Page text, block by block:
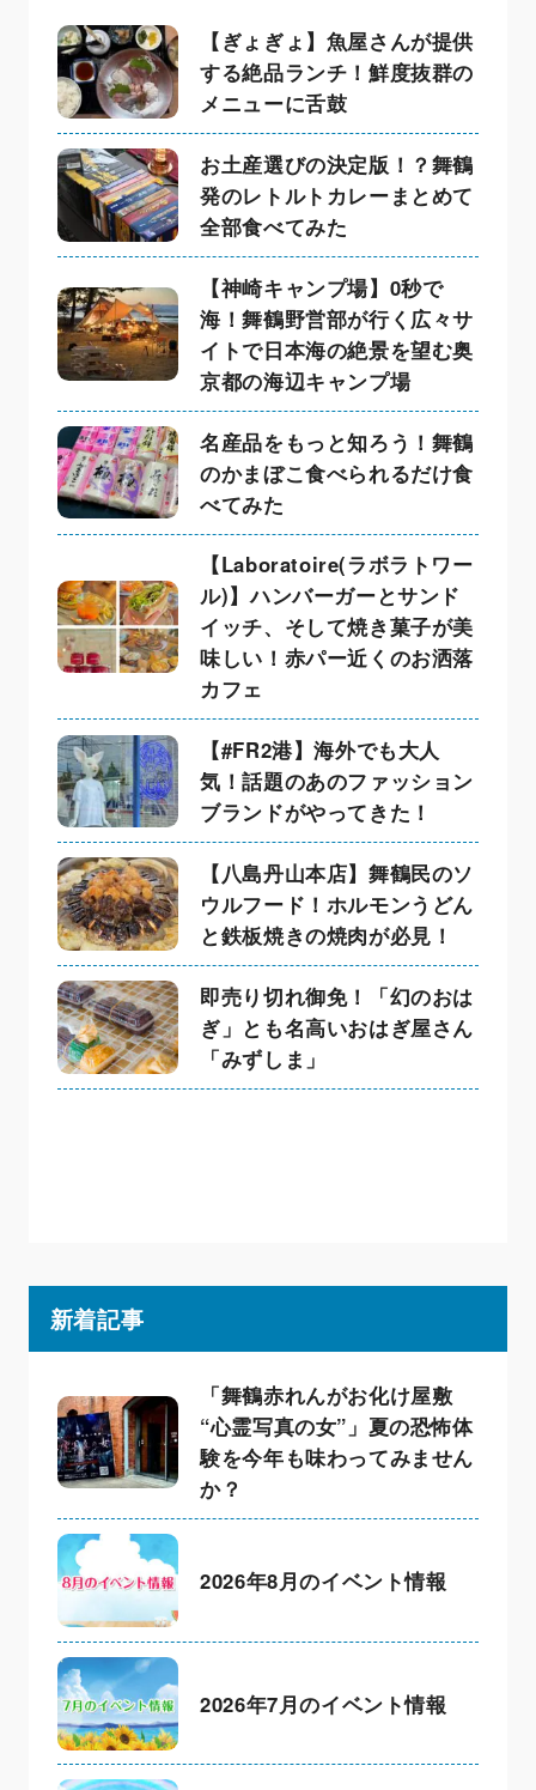
【ぎょぎょ】魚屋さんが提供
する絶品ランチ！鮮度抜群の
メニューに舌鼓
お土産選びの決定版！？舞鶴
発のレトルトカレーまとめて
全部食べてみた
【神崎キャンプ場】0秒で
海！舞鶴野営部が行く広々サ
イトで日本海の絶景を望む奥
京都の海辺キャンプ場
名産品をもっと知ろう！舞鶴
のかまぼこ食べられるだけ食
べてみた
【Laboratoire(ラボラトワー
ル)】ハンバーガーとサンド
イッチ、そして焼き菓子が美
味しい！赤パー近くのお洒落
カフェ
【#FR2港】海外でも大人
気！話題のあのファッション
ブランドがやってきた！
【八島丹山本店】舞鶴民のソ
ウルフード！ホルモンうどん
と鉄板焼きの焼肉が必見！
即売り切れ御免！「幻のおは
ぎ」とも名高いおはぎ屋さん
「みずしま」
新着記事
「舞鶴赤れんがお化け屋敷
“心霊写真の女”」夏の恐怖体
験を今年も味わってみません
か？
2026年8月のイベント情報
2026年7月のイベント情報